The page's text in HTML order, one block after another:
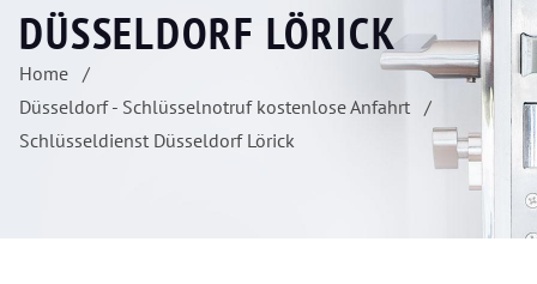
DÜSSELDORF LÖRICK
Home
Düsseldorf - Schlüsselnotruf kostenlose Anfahrt
Schlüsseldienst Düsseldorf Lörick